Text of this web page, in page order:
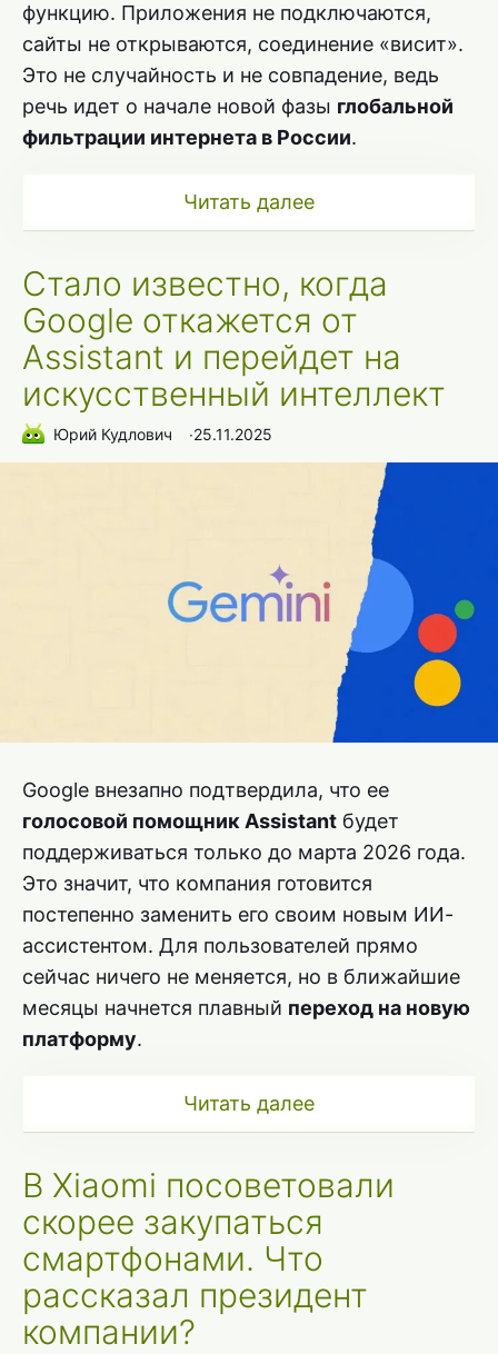
функцию. Приложения не подключаются,
сайты не открываются, соединение «висит».
Это не случайность и не совпадение, ведь
речь идет о начале новой фазы глобальной
фильтрации интернета в России.
Читать далее
Стало известно, когда
Google откажется от
Assistant и перейдет на
искусственный интеллект
Юрий Кудлович ∙25.11.2025
Google внезапно подтвердила, что ее
голосовой помощник Assistant будет
поддерживаться только до марта 2026 года.
Это значит, что компания готовится
постепенно заменить его своим новым ИИ-
ассистентом. Для пользователей прямо
сейчас ничего не меняется, но в ближайшие
месяцы начнется плавный переход на новую
платформу.
Читать далее
В Xiaomi посоветовали
скорее закупаться
смартфонами. Что
рассказал президент
компании?